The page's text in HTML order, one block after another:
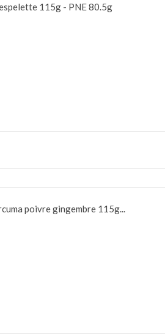
115g - PNE 80.5g
poivre gingembre 115g...